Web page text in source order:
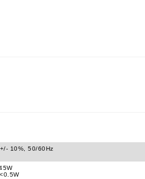
10%, 50/60Hz